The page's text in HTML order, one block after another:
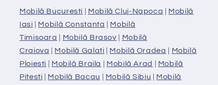
Mobilă Bucuresti | Mobilă Cluj-Napoca | Mobilă
Iasi | Mobilă Constanta | Mobilă
Timisoara | Mobilă Brasov | Mobilă
Craiova | Mobilă Galati | Mobilă Oradea | Mobilă
Ploiesti | Mobilă Braila | Mobilă Arad | Mobilă
Pitesti | Mobilă Bacau | Mobilă Sibiu | Mobilă